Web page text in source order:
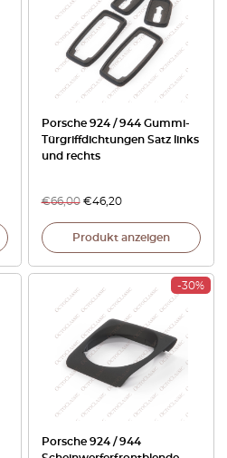
Porsche 924 / 944 Gummi-
Türgriffdichtungen Satz links
und rechts
€66,00 €46,20
Produkt anzeigen
-30%
Porsche 924 / 944